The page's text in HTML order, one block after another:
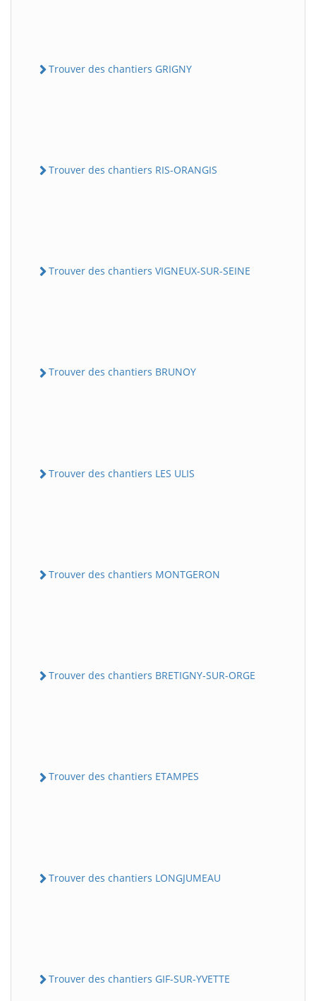
Trouver des chantiers GRIGNY
Trouver des chantiers RIS-ORANGIS
Trouver des chantiers VIGNEUX-SUR-SEINE
Trouver des chantiers BRUNOY
Trouver des chantiers LES ULIS
Trouver des chantiers MONTGERON
Trouver des chantiers BRETIGNY-SUR-ORGE
Trouver des chantiers ETAMPES
Trouver des chantiers LONGJUMEAU
Trouver des chantiers GIF-SUR-YVETTE